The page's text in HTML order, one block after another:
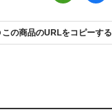
この商品のURLをコピーする